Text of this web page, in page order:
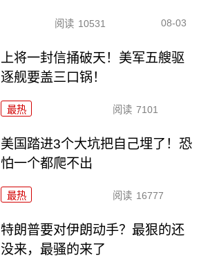
阅读 10531 08-03
上将一封信捅破天！美军五艘驱
逐舰要盖三口锅！
最热 阅读 7101
美国踏进3个大坑把自己埋了！恐
怕一个都爬不出
最热 阅读 16777
特朗普要对伊朗动手？最狠的还
没来，最骚的来了